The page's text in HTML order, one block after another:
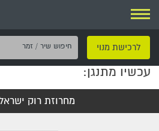
ניווט
לרכישת מנוי
עכשיו מתנגן:
מחרוזת רוק